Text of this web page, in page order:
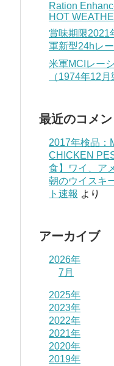
Ration
HOT
賞味期限2021
軍新型24hレ
米軍MCIレー
（1974年12
最近のコメン
2017年検品：
CHICKEN
食】ワイ、ア
朝のウイスキ
ト速報 より
アーカイブ
2026年
7月
2025年
2023年
2022年
2021年
2020年
2019年